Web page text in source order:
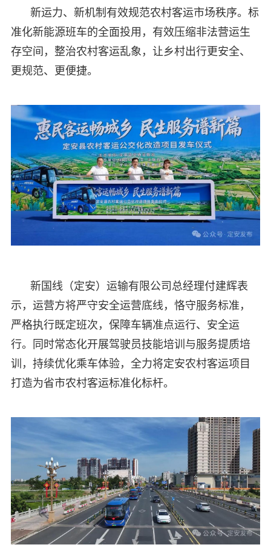
新运力、新机制有效规范农村客运市场秩序。标
准化新能源班车的全面投用，有效压缩非法营运生
存空间，整治农村客运乱象，让乡村出行更安全、
更规范、更便捷。
新国线（定安）运输有限公司总经理付建辉表
示，运营方将严守安全运营底线，恪守服务标准，
严格执行既定班次，保障车辆准点运行、安全运
行。同时常态化开展驾驶员技能培训与服务提质培
训，持续优化乘车体验，全力将定安农村客运项目
打造为省市农村客运标准化标杆。